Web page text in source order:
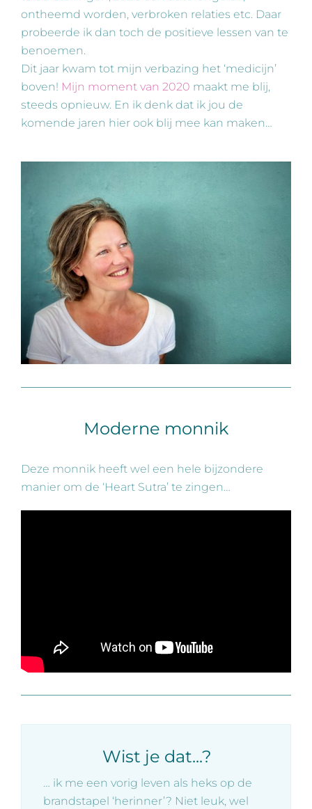
ontheemd worden, verbroken relaties etc. Daar
probeerde ik dan toch de positieve lessen van te
benoemen.
Dit jaar kwam tot mijn verbazing het ‘medicijn’
boven! Mijn moment van 2020 maakt me blij,
steeds opnieuw. En ik denk dat ik jou de
komende jaren hier ook blij mee kan maken…
Moderne monnik
Deze monnik heeft wel een hele bijzondere
manier om de ‘Heart Sutra’ te zingen…
Wist je dat...?
… ik me een vorig leven als heks op de
brandstapel ‘herinner’? Niet leuk, wel